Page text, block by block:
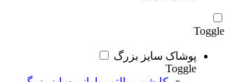
Toggle
پوشاک سایز بزرگ
Toggle